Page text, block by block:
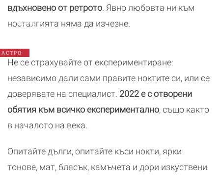
вдъхновено от ретрото. Явно любовта ни към
носталгията няма да изчезне.
да
очаква
АСТРО
Не се страхувайте от експериментиране:
независимо дали сами правите ноктите си, или се
доверявате на специалист. 2022 е с отворени
обятия към всичко експериментално, също както
в началото на века.
Опитайте дълги, опитайте къси нокти, ярки
тонове, мат, блясък, камъчета и дори изкуствени